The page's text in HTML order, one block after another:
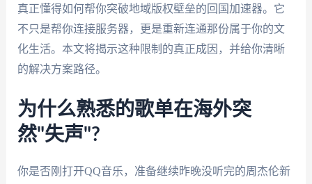
真正懂得如何帮你突破地域版权壁垒的回国加速器。它
不只是帮你连接服务器，更是重新连通那份属于你的文
化生活。本文将揭示这种限制的真正成因，并给你清晰
的解决方案路径。
为什么熟悉的歌单在海外突
然"失声"?
你是否刚打开QQ音乐，准备继续昨晚没听完的周杰伦新